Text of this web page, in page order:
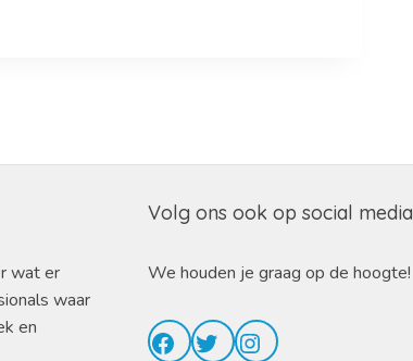
wat er
waar
en
Volg ons ook op social media
We houden je graag op de hoogte!
Facebook
TwitterInstagram